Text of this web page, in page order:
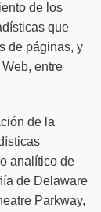
de los
que
de páginas, y
entre
de la
analítico de
de Delaware
Parkway,